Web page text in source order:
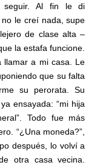
seguir. Al fin le di
le creí nada, supe
de clase alta –
la estafa funcione.
llamar a mi casa. Le
que su falta
su perorata. Su
ensayada: “mi hija
Todo fue más
“¿Una moneda?”,
después, lo volví a
otra casa vecina.